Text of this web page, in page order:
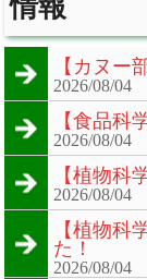
情報
【カヌー
2026/08/04
【食品
2026/08/04
【植物科
2026/08/04
【植物科
た！
2026/08/04